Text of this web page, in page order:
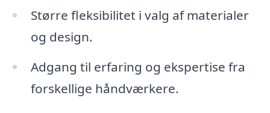
Større fleksibilitet i valg af materialer
og design.
Adgang til erfaring og ekspertise fra
forskellige håndværkere.